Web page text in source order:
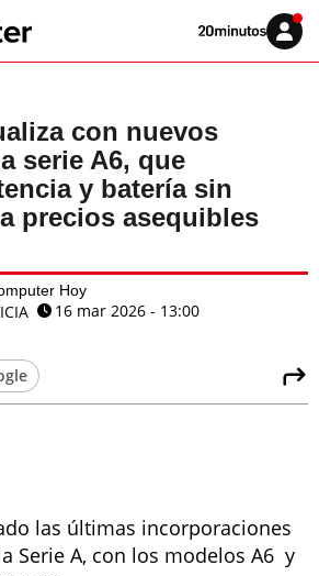
Volver
Iniciar
sesión
con nuevos
serie A6, que
y batería sin
precios asequibles
Hoy
16 mar 2026 - 13:00
las últimas incorporaciones
Serie A, con los modelos A6 y